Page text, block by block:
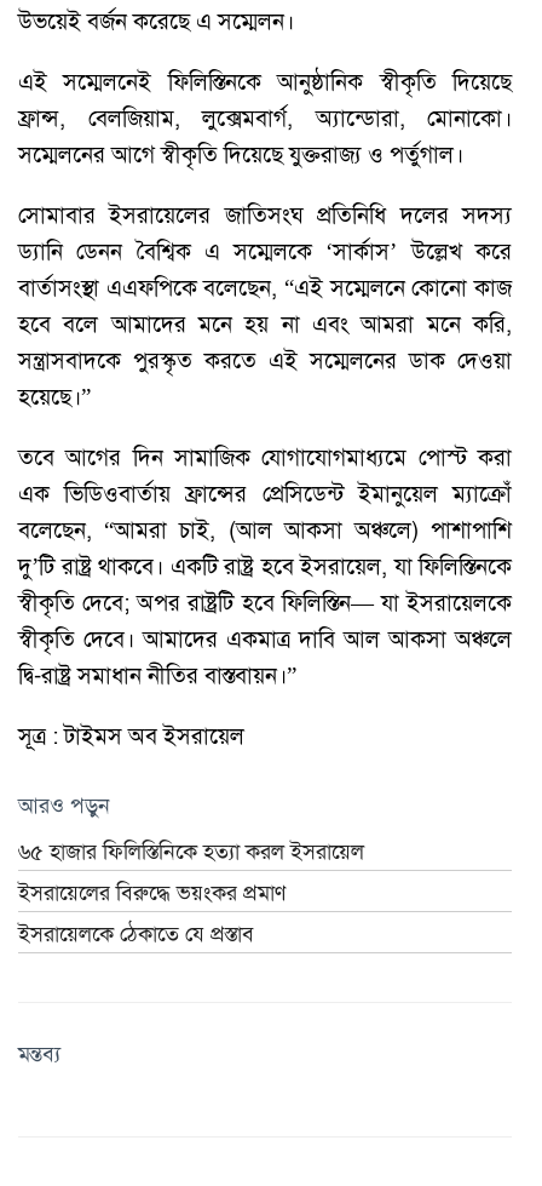
উভয়েই বর্জন করেছে এ সম্মেলন।
এই সম্মেলনেই ফিলিস্তিনকে আনুষ্ঠানিক স্বীকৃতি দিয়েছে
ফ্রান্স, বেলজিয়াম, লুক্সেমবার্গ, অ্যান্ডোরা, মোনাকো।
সম্মেলনের আগে স্বীকৃতি দিয়েছে যুক্তরাজ্য ও পর্তুগাল।
সোমাবার ইসরায়েলের জাতিসংঘ প্রতিনিধি দলের সদস্য
ড্যানি ডেনন বৈশ্বিক এ সম্মেলকে ‘সার্কাস’ উল্লেখ করে
বার্তাসংস্থা এএফপিকে বলেছেন, “এই সম্মেলনে কোনো কাজ
হবে বলে আমাদের মনে হয় না এবং আমরা মনে করি,
সন্ত্রাসবাদকে পুরস্কৃত করতে এই সম্মেলনের ডাক দেওয়া
হয়েছে।”
তবে আগের দিন সামাজিক যোগাযোগমাধ্যমে পোস্ট করা
এক ভিডিওবার্তায় ফ্রান্সের প্রেসিডেন্ট ইমানুয়েল ম্যাক্রোঁ
বলেছেন, “আমরা চাই, (আল আকসা অঞ্চলে) পাশাপাশি
দু’টি রাষ্ট্র থাকবে। একটি রাষ্ট্র হবে ইসরায়েল, যা ফিলিস্তিনকে
স্বীকৃতি দেবে; অপর রাষ্ট্রটি হবে ফিলিস্তিন— যা ইসরায়েলকে
স্বীকৃতি দেবে। আমাদের একমাত্র দাবি আল আকসা অঞ্চলে
দ্বি-রাষ্ট্র সমাধান নীতির বাস্তবায়ন।”
সূত্র : টাইমস অব ইসরায়েল
আরও পড়ুন
৬৫ হাজার ফিলিস্তিনিকে হত্যা করল ইসরায়েল
ইসরায়েলের বিরুদ্ধে ভয়ংকর প্রমাণ
ইসরায়েলকে ঠেকাতে যে প্রস্তাব
মন্তব্য